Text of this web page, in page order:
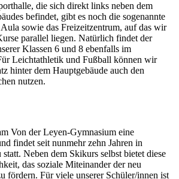
die sich direkt links neben dem
befindet, gibt es noch die sogenannte
sowie das Freizeitzentrum, auf das wir
parallel liegen. Natürlich findet der
Klassen 6 und 8 ebenfalls im
Leichtathletik und Fußball können wir
hinter dem Hauptgebäude auch den
nutzen.
Von der Leyen-Gymnasium eine
findet seit nunmehr zehn Jahren in
Neben dem Skikurs selbst bietet diese
das soziale Miteinander der neu
fördern. Für viele unserer Schüler/innen ist